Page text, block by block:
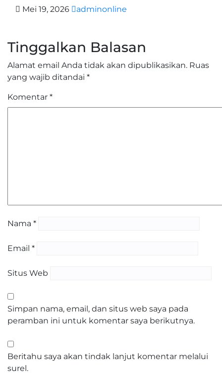
Mei 19, 2026 adminonline
Tinggalkan Balasan
Alamat email Anda tidak akan dipublikasikan. Ruas
yang wajib ditandai *
Komentar *
Nama *
Email *
Situs Web
Simpan nama, email, dan situs web saya pada
peramban ini untuk komentar saya berikutnya.
Beritahu saya akan tindak lanjut komentar melalui
surel.